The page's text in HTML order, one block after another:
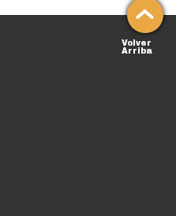
Volver
Arriba